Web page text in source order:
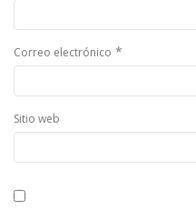
Correo electrónico *
Sitio web